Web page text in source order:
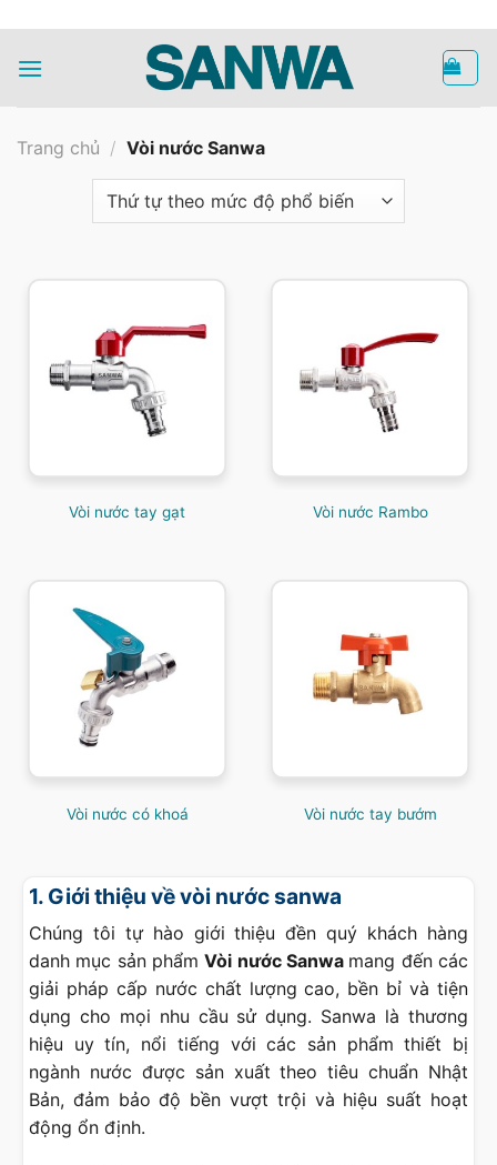
nội
Trang chủ / Vòi nước Sanwa
Vòi nước tay gạt Vòi nước Rambo
Vòi nước có khoá Vòi nước tay bướm
1. Giới thiệu về vòi nước sanwa
Chúng tôi tự hào giới thiệu đền quý khách hàng
danh mục sản phẩmVòi nước Sanwa mang đến các
giải pháp cấp nước chất lượng cao, bền bỉ và tiện
dụng cho mọi nhu cầu sử dụng. Sanwa là thương
hiệu uy tín, nổi tiếng với các sản phẩm thiết bị
ngành nước được sản xuất theo tiêu chuẩn Nhật
Bản, đảm bảo độ bền vượt trội và hiệu suất hoạt
động ổn định.